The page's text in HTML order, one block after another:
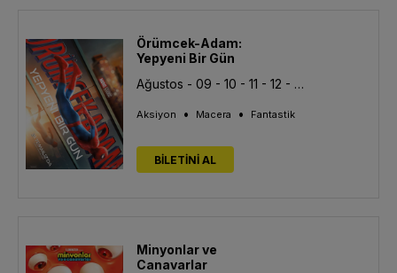
Örümcek-Adam:
Yepyeni Bir Gün
Ağustos - 09 - 10 - 11 - 12 - 13
Aksiyon • Macera • Fantastik
BİLETİNİ AL
Minyonlar ve
Canavarlar